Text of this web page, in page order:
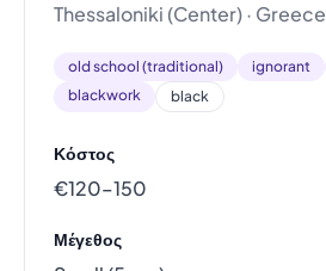
Thessaloniki (Center) · Greece
old school (traditional) ignorant
blackwork
black
Κόστος
€120–150
Μέγεθος